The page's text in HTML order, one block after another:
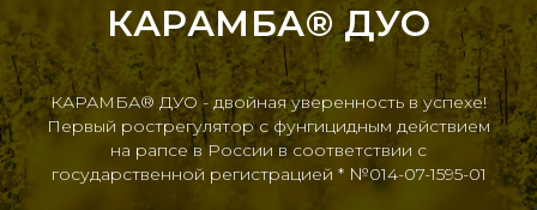
КАРАМБА®ДУО
КАРАМБА® ДУО - двойная уверенность в успехе!
Первый рострегулятор с фунгицидным действием
на рапсе в России в соответствии с
государственной регистрацией * №014-07-1595-01